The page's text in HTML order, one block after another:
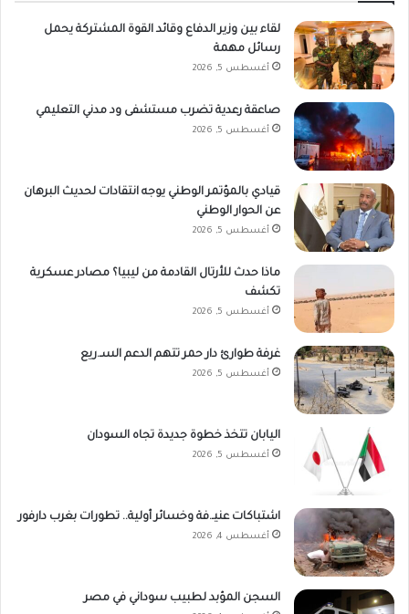
لقاء بين وزير الدفاع وقائد القوة المشتركة يحمل
رسائل مهمة
أغسطس 5, 2026
صاعقة رعدية تضرب مستشفى ود مدني التعليمي
أغسطس 5, 2026
قيادي بالمؤتمر الوطني يوجه انتقادات لحديث البرهان
عن الحوار الوطني
أغسطس 5, 2026
ماذا حدث للأرتال القادمة من ليبيا؟ مصادر عسكرية
تكشف
أغسطس 5, 2026
غرفة طوارئ دار حمر تتهم الدعم السـ.ريع
أغسطس 5, 2026
اليابان تتخذ خطوة جديدة تجاه السودان
أغسطس 5, 2026
اشتباكات عنيـ.فة وخسائر أولية.. تطورات بغرب دارفور
أغسطس 4, 2026
السجن المؤبد لطبيب سوداني في مصر